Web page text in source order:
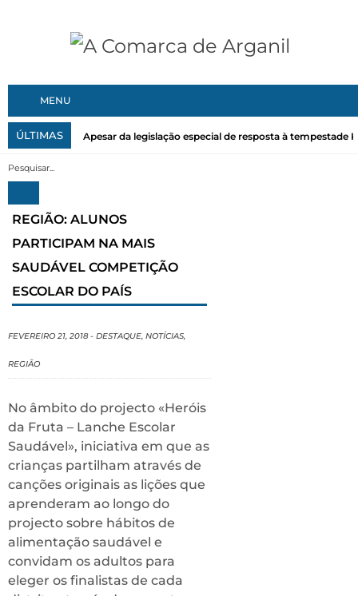
MENU
ÚLTIMAS Apesar da legislação especial de resposta à tempestade
REGIÃO: ALUNOS
PARTICIPAM NA MAIS
SAUDÁVEL COMPETIÇÃO
ESCOLAR DO PAÍS
FEVEREIRO 21, 2018 - DESTAQUE, NOTÍCIAS,
REGIÃO
No âmbito do projecto «Heróis
da Fruta – Lanche Escolar
Saudável», iniciativa em que as
crianças partilham através de
canções originais as lições que
aprenderam ao longo do
projecto sobre hábitos de
alimentação saudável e
convidam os adultos para
eleger os finalistas de cada